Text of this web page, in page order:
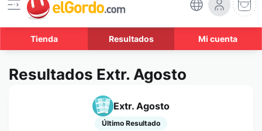
Tienda Resultados Mi cuenta
Resultados Extr. Agosto
Extr. Agosto
Último Resultado